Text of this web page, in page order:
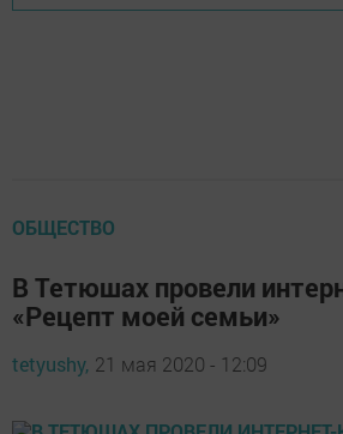
ОБЩЕСТВО
В Тетюшах провели
«Рецепт моей семьи»
tetyushy, 21 мая 2020 - 12:09